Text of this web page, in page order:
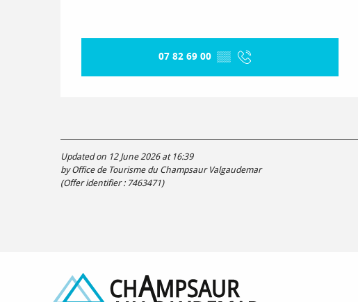
07 82 69 00 ▒▒
Updated on 12 June 2026 at 16:39
by Office de Tourisme du Champsaur Valgaudemar
(Offer identifier : 7463471)